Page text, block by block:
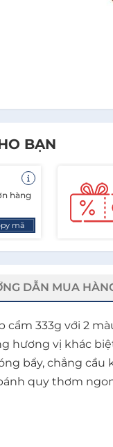
BẠN
hàng
mã
DẪN MUA
cẩm 333g với 2
hương vị khác
bẩy, chẳng
quy thơm